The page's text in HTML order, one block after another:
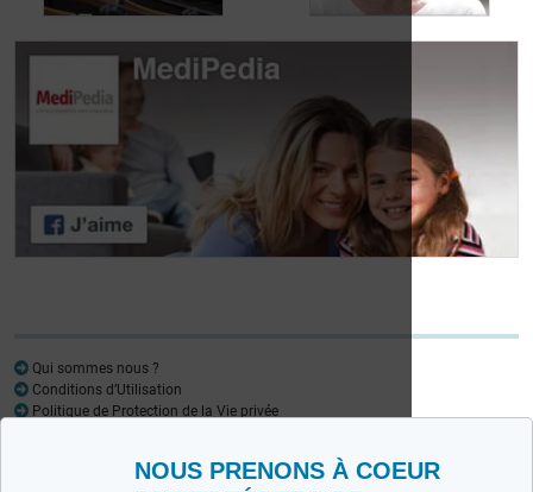
NOUS PRENONS À COEUR
Journée des
patients atteints de
lymphome:
Mariangela Fiorente,
ALWB
patients atteints de
lymphome: Pr
Virginie De Wilde
Qui sommes nous ?
Conditions d’Utilisation
Politique de Protection de la Vie privée